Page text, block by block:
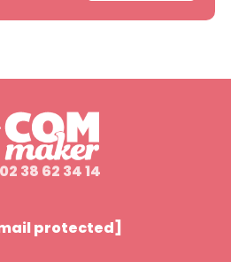
02 38 62 34 14
protected]